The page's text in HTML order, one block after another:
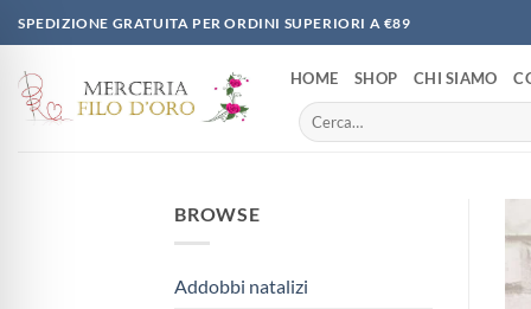
Salta
ai
contenuti
SPEDIZIONE GRATUITA PER ORDINI SUPERIORI A €89
HOME SHOP CHI SIAMO
Cerca:
BROWSE
Addobbi natalizi